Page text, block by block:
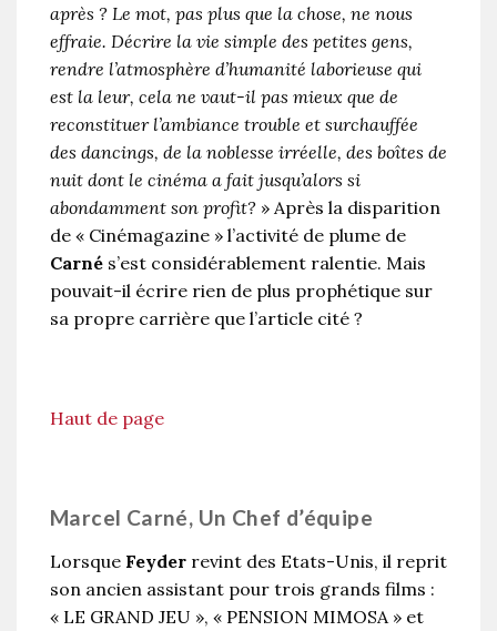
après ? Le mot, pas plus que la chose, ne nous
effraie. Décrire la vie simple des petites gens,
rendre l’atmosphère d’humanité laborieuse qui
est la leur, cela ne vaut-il pas mieux que de
reconstituer l’ambiance trouble et surchauffée
des dancings, de la noblesse irréelle, des boîtes de
nuit dont le cinéma a fait jusqu’alors si
abondamment son profit? » Après la disparition
de « Cinémagazine » l’activité de plume de
Carné s’est considérablement ralentie. Mais
pouvait-il écrire rien de plus prophétique sur
sa propre carrière que l’article cité ?
Haut de page
Marcel Carné, Un Chef d’équipe
Lorsque Feyder revint des Etats-Unis, il reprit
son ancien assistant pour trois grands films :
« LE GRAND JEU », « PENSION MIMOSA » et